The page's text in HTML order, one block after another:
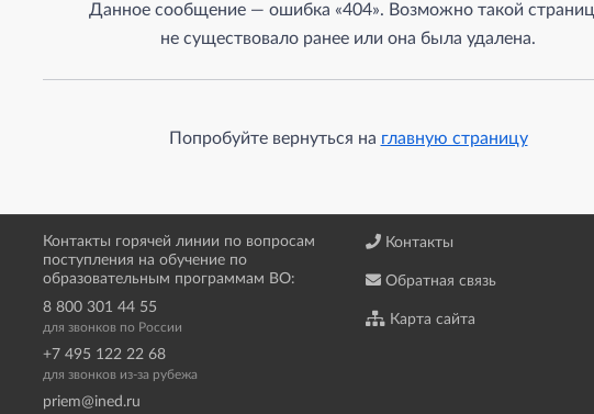
Данное сообщение — ошибка «404». Возможно такой
не существовало ранее или она была удалена.
Попробуйте вернуться на главную страницу
Контакты горячей линии по вопросам
поступления на обучение по
образовательным программам ВО:
8 800 301 44 55
для звонков по России
+7 495 122 22 68
для звонков из-за рубежа
priem@ined.ru
Контакты
Обратная связь
Карта сайта